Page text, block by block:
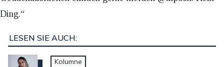
Ding.“
LESEN SIE AUCH:
Kolumne